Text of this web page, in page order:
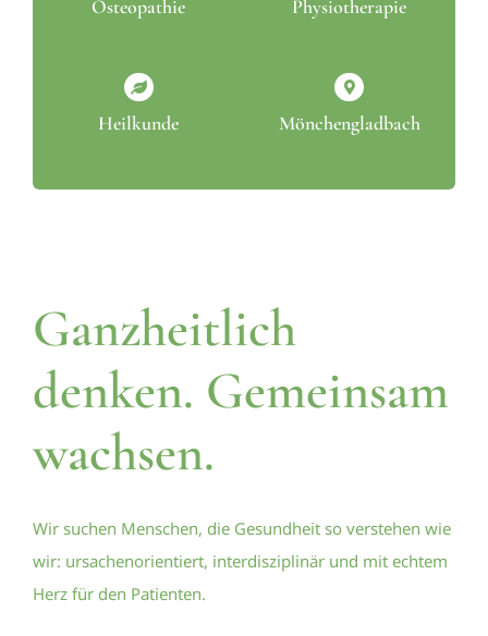
Osteopathie Physiotherapie
Heilkunde Mönchengladbach
Ganzheitlich
denken. Gemeinsam
wachsen.
Wir suchen Menschen, die Gesundheit so verstehen wie
wir: ursachenorientiert, interdisziplinär und mit echtem
Herz für den Patienten.